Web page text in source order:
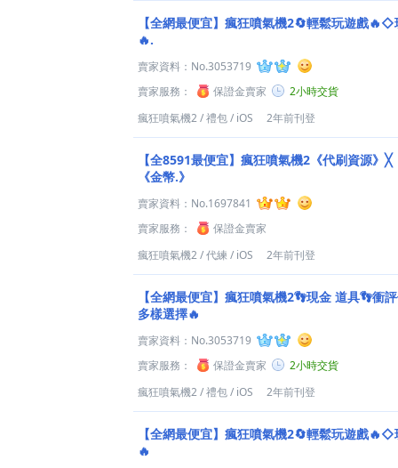
【全網最便宜】瘋狂噴氣機2🔄輕鬆玩遊戲
🔥.
賣家資料： No.3053719
賣家服務：
保證金賣家
2小時交貨
瘋狂噴氣機2/禮包/ iOS 2年前刊登
【全8591最便宜】瘋狂噴氣機2《代刷資源》
《金幣.》
賣家資料： No.1697841
賣家服務：
保證金賣家
瘋狂噴氣機2/代練 / iOS 2年前刊登
【全網最便宜】瘋狂噴氣機2👣現金 道具👣衝
多樣選擇🔥
賣家資料： No.3053719
賣家服務：
保證金賣家
2小時交貨
瘋狂噴氣機2/禮包/ iOS 2年前刊登
【全網最便宜】瘋狂噴氣機2🔄輕鬆玩遊戲
🔥